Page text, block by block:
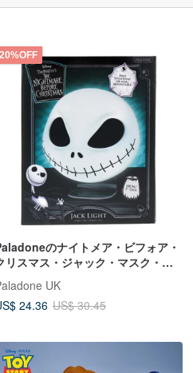
20%OFF
のナイトメア・ビフォア・
リスマス・ジャック・マスク・ラ
UK
24.36 US$ 30.45